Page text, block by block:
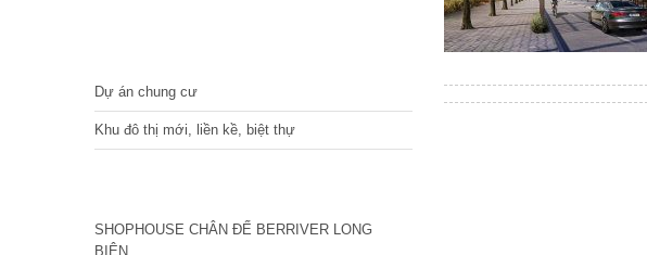
Dự án chung cư
Khu đô thị mới, liền kề, biệt thự
SHOPHOUSE CHÂN ĐẾ BERRIVER LONG
BIÊN